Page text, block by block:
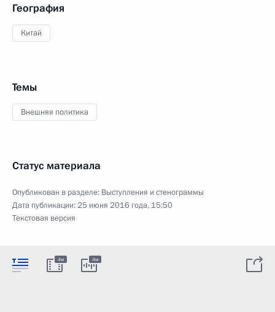
География
Китай
Темы
Внешняя политика
Статус материала
Опубликован в разделе: Выступления и стенограммы
Дата публикации:25 июня 2016 года, 15:50
Текстовая версия
4м 4м